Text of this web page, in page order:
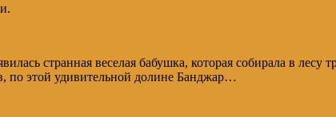
странная веселая бабушка, которая собирала в лесу
по этой удивительной долине Банджар…